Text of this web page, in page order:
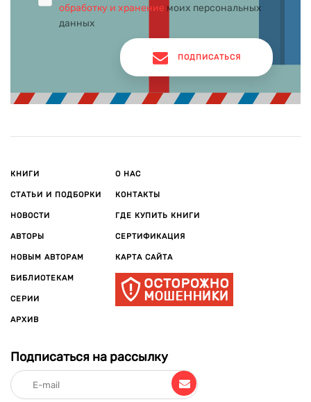
обработку и хранение моих персональных
данных
ПОДПИСАТЬСЯ
КНИГИ
СТАТЬИ И ПОДБОРКИ
НОВОСТИ
АВТОРЫ
НОВЫМ АВТОРАМ
БИБЛИОТЕКАМ
СЕРИИ
АРХИВ
О НАС
КОНТАКТЫ
ГДЕ КУПИТЬ КНИГИ
СЕРТИФИКАЦИЯ
КАРТА САЙТА
Подписаться на рассылку